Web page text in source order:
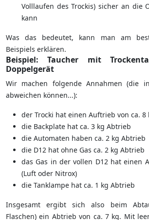
Volllaufen des Trockis) sicher an die
kann
Was das bedeutet, kann man am
Beispiels erklären.
Beispiel: Taucher mit
Doppelgerät
Wir machen folgende Annahmen (die
abweichen können...):
der Trocki hat einen Auftrieb von ca. 8
die Backplate hat ca. 3 kg Abtrieb
die Automaten haben ca. 2 kg Abtrieb
die D12 hat ohne Gas ca. 2 kg Abtrieb
das Gas in der vollen D12 hat einen
(Luft oder Nitrox)
die Tanklampe hat ca. 1 kg Abtrieb
Insgesamt ergibt sich also beim
Flaschen) ein Abtrieb von ca. 7 kg. Mit